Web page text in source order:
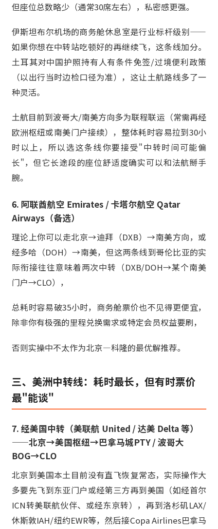
但座位总数略少（通常30席左右），私密感更强。
伊斯坦布尔机场的商务舱休息室是行业标杆级别——
如果你想在中转站吃顿好的再继续飞，这条线加分。
土耳其对中国护照持有人有条件免签/过境便利政策
（以出行当时边检口径为准），这让土航路线多了一
种灵活。
土航目前到波哥大/南美方向多为联程联运（常需再经
欧洲枢纽或南美门户接续），整体耗时容易拉到30小
时以上，所以选这条线你要接受"中转时间可能偏
长"，但它长途段的座位舒适度确实可以和法航掰手
腕。
6. 阿联酋航空 Emirates / 卡塔尔航空 Qatar
Airways（备选）
理论上你可以走北京→迪拜（DXB）→南美方向，或
经多哈（DOH）→南美，但这两条线到哥伦比亚的实
际衔接往往意味着两次中转（DXB/DOH→某个南美
门户→CLO），
总耗时容易破35小时，商务舱票价也不见得更便宜，
除非你有极强的里程兑换需求或特定会员权益要刷，
否则实操中不太作为北京—科隆的最优解推荐。
三、美洲中转线：耗时最长，但有时票价
最"能谈"
7. 经美国中转（美联航 United / 达美 Delta 等）
——北京→美国枢纽→巴拿马城PTY / 波哥大
BOG→CLO
北京到美国本土目前没有直飞恢复常态，实际操作大
多要先飞到东亚门户或经第三方再到美国（如经首尔
ICN转美联航伙伴、或经东京转），再到洛杉矶LAX/
休斯敦IAH/纽约EWR等，然后接Copa Airlines巴拿马